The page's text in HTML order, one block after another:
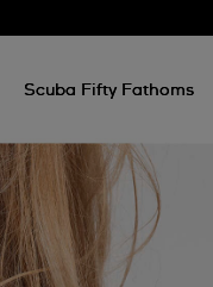
Scuba Fifty Fathoms